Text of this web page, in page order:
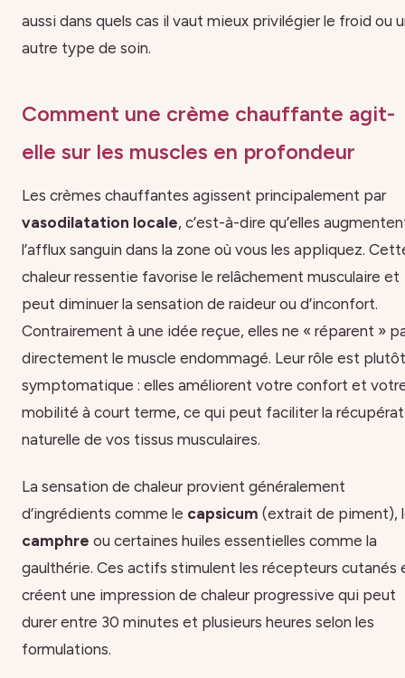
aussi dans quels cas il vaut mieux privilégier le froid ou
autre type de soin.
Comment une crème chauffante agit-
elle sur les muscles en profondeur
Les crèmes chauffantes agissent principalement par
vasodilatation locale, c’est-à-dire qu’elles
l’afflux sanguin dans la zone où vous les appliquez.
chaleur ressentie favorise le relâchement musculaire et
peut diminuer la sensation de raideur ou d’inconfort.
Contrairement à une idée reçue, elles ne « réparent »
directement le muscle endommagé. Leur rôle est plutôt
symptomatique : elles améliorent votre confort et
mobilité à court terme, ce qui peut faciliter la
naturelle de vos tissus musculaires.
La sensation de chaleur provient généralement
d’ingrédients comme le capsicum (extrait de piment),
camphre ou certaines huiles essentielles comme la
gaulthérie. Ces actifs stimulent les récepteurs cutanés
créent une impression de chaleur progressive qui peut
durer entre 30 minutes et plusieurs heures selon les
formulations.